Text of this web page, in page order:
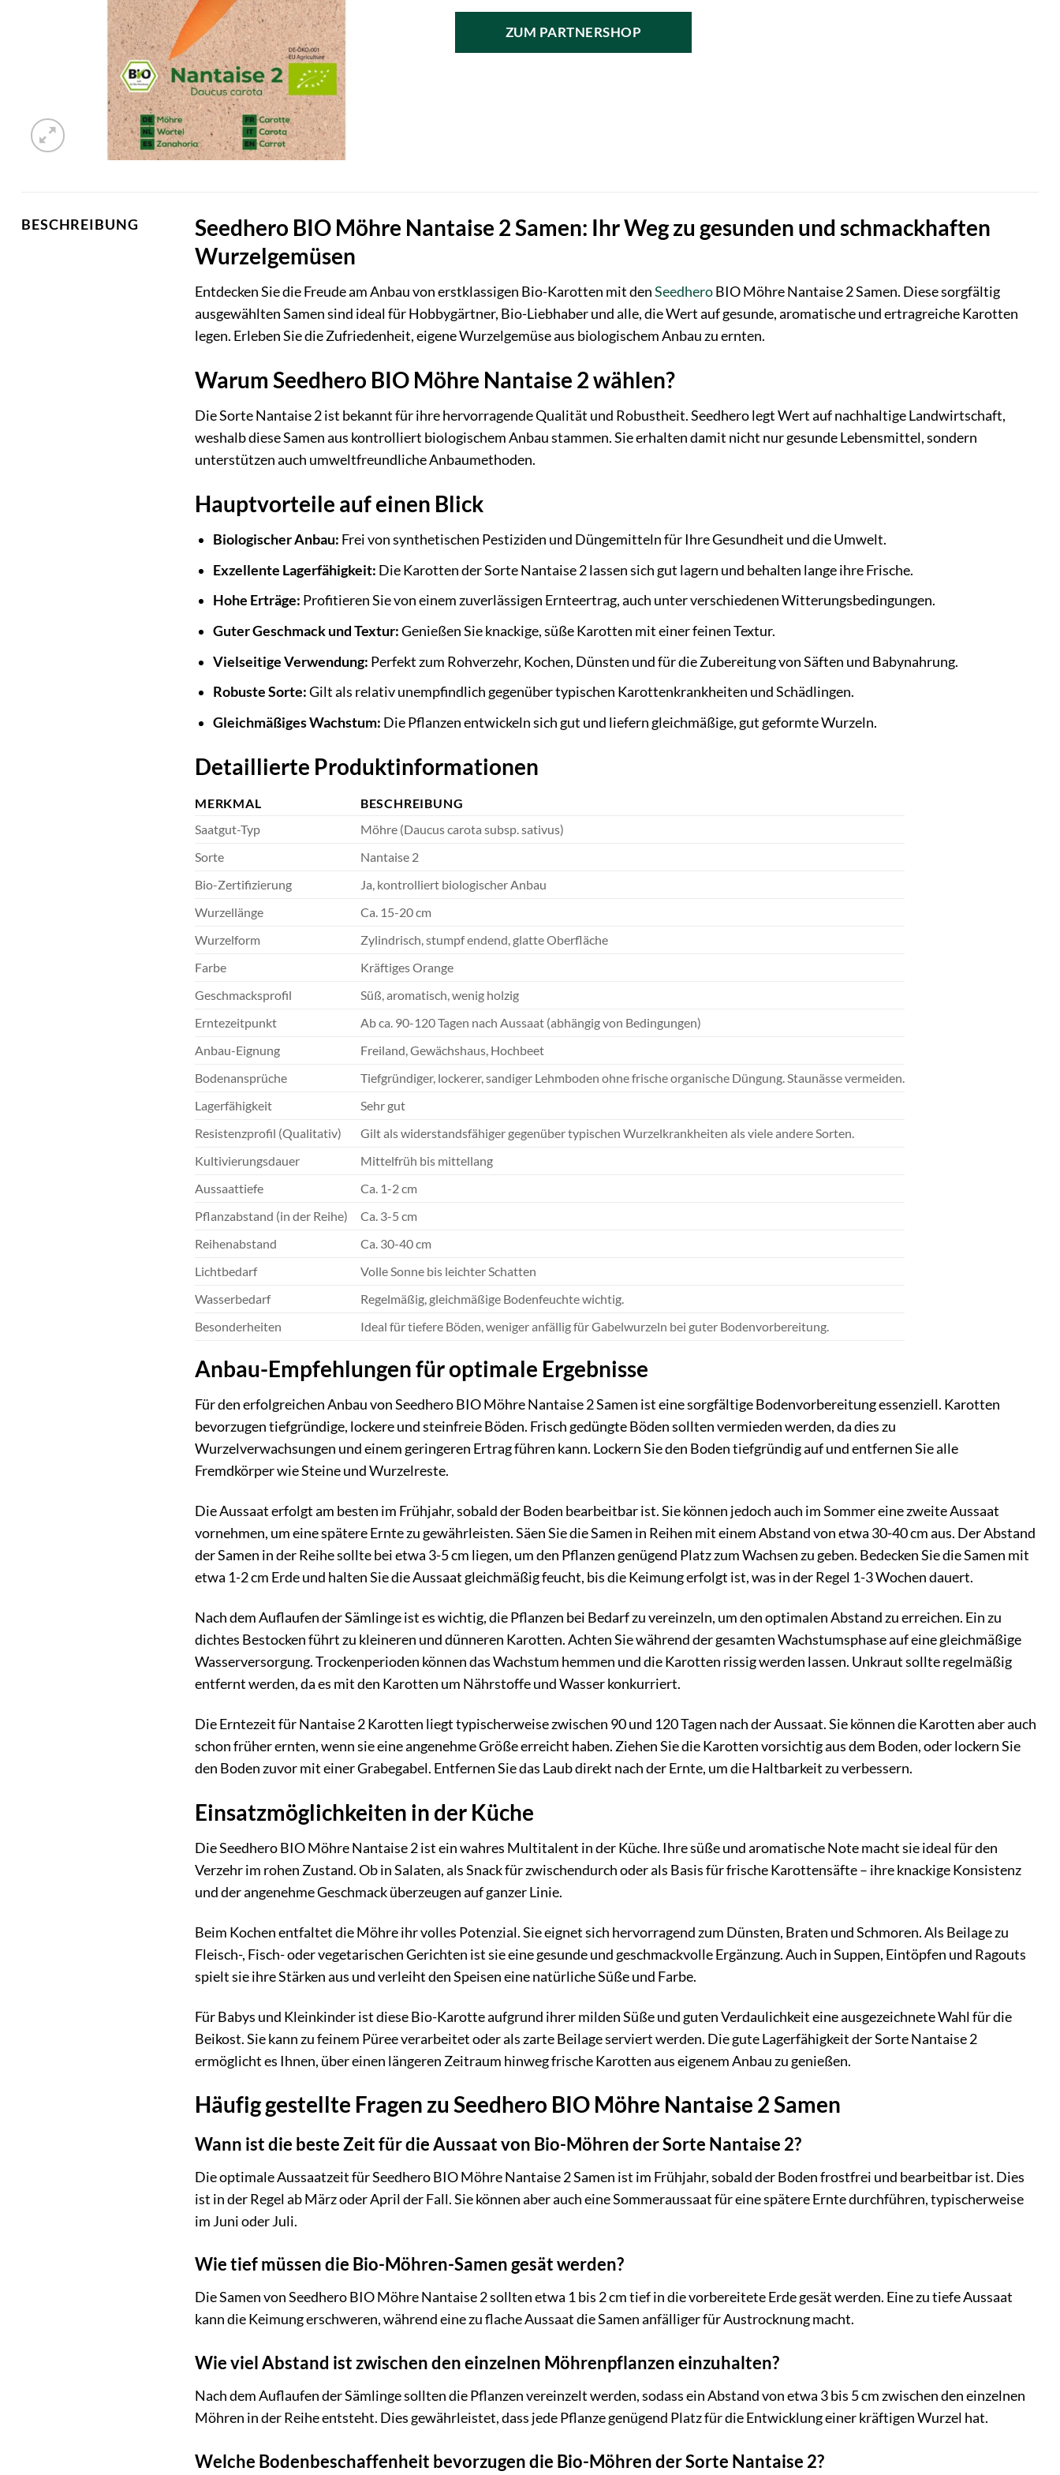
ZUM PARTNERSHOP
BESCHREIBUNG
Seedhero BIO Möhre Nantaise 2 Samen: Ihr Weg zu gesunden und schmackhaften
Wurzelgemüsen
Entdecken Sie die Freude am Anbau von erstklassigen Bio-Karotten mit denSeedheroBIO Möhre Nantaise 2 Samen. Diese sorgfältig
ausgewählten Samen sind ideal für Hobbygärtner, Bio-Liebhaber und alle, die Wert auf gesunde, aromatische und ertragreiche Karotten
legen. Erleben Sie die Zufriedenheit, eigene Wurzelgemüse aus biologischem Anbau zu ernten.
Warum Seedhero BIO Möhre Nantaise 2 wählen?
Die Sorte Nantaise 2 ist bekannt für ihre hervorragende Qualität und Robustheit. Seedhero legt Wert auf nachhaltige Landwirtschaft,
weshalb diese Samen aus kontrolliert biologischem Anbau stammen. Sie erhalten damit nicht nur gesunde Lebensmittel, sondern
unterstützen auch umweltfreundliche Anbaumethoden.
Hauptvorteile auf einen Blick
Biologischer Anbau: Frei von synthetischen Pestiziden und Düngemitteln für Ihre Gesundheit und die Umwelt.
Exzellente Lagerfähigkeit: Die Karotten der Sorte Nantaise 2 lassen sich gut lagern und behalten lange ihre Frische.
Hohe Erträge: Profitieren Sie von einem zuverlässigen Ernteertrag, auch unter verschiedenen Witterungsbedingungen.
Guter Geschmack und Textur:Genießen Sie knackige, süße Karotten mit einer feinen Textur.
Vielseitige Verwendung: Perfekt zum Rohverzehr, Kochen, Dünsten und für die Zubereitung von Säften und Babynahrung.
Robuste Sorte:Gilt als relativ unempfindlich gegenüber typischen Karottenkrankheiten und Schädlingen.
Gleichmäßiges Wachstum: Die Pflanzen entwickeln sich gut und liefern gleichmäßige, gut geformte Wurzeln.
Detaillierte Produktinformationen
MERKMAL
BESCHREIBUNG
Saatgut-Typ
Möhre (Daucus carota subsp. sativus)
Sorte
Nantaise 2
Bio-Zertifizierung
Ja, kontrolliert biologischer Anbau
Wurzellänge
Ca. 15-20 cm
Wurzelform
Zylindrisch, stumpf endend, glatte Oberfläche
Farbe
Kräftiges Orange
Geschmacksprofil
Süß, aromatisch, wenig holzig
Erntezeitpunkt
Ab ca. 90-120 Tagen nach Aussaat (abhängig von Bedingungen)
Anbau-Eignung
Freiland, Gewächshaus, Hochbeet
Bodenansprüche
Tiefgründiger, lockerer, sandiger Lehmboden ohne frische organische Düngung. Staunässe vermeiden.
Lagerfähigkeit
Sehr gut
Resistenzprofil (Qualitativ)
Gilt als widerstandsfähiger gegenüber typischen Wurzelkrankheiten als viele andere Sorten.
Kultivierungsdauer
Mittelfrüh bis mittellang
Aussaattiefe
Ca. 1-2 cm
Pflanzabstand (in der Reihe)
Ca. 3-5 cm
Reihenabstand
Ca. 30-40 cm
Lichtbedarf
Volle Sonne bis leichter Schatten
Wasserbedarf
Regelmäßig, gleichmäßige Bodenfeuchte wichtig.
Besonderheiten
Ideal für tiefere Böden, weniger anfällig für Gabelwurzeln bei guter Bodenvorbereitung.
Anbau-Empfehlungen für optimale Ergebnisse
Für den erfolgreichen Anbau von Seedhero BIO Möhre Nantaise 2 Samen ist eine sorgfältige Bodenvorbereitung essenziell. Karotten
bevorzugen tiefgründige, lockere und steinfreie Böden. Frisch gedüngte Böden sollten vermieden werden, da dies zu
Wurzelverwachsungen und einem geringeren Ertrag führen kann. Lockern Sie den Boden tiefgründig auf und entfernen Sie alle
Fremdkörper wie Steine und Wurzelreste.
Die Aussaat erfolgt am besten im Frühjahr, sobald der Boden bearbeitbar ist. Sie können jedoch auch im Sommer eine zweite Aussaat
vornehmen, um eine spätere Ernte zu gewährleisten. Säen Sie die Samen in Reihen mit einem Abstand von etwa 30-40 cm aus. Der Abstand
der Samen in der Reihe sollte bei etwa 3-5 cm liegen, um den Pflanzen genügend Platz zum Wachsen zu geben. Bedecken Sie die Samen mit
etwa 1-2 cm Erde und halten Sie die Aussaat gleichmäßig feucht, bis die Keimung erfolgt ist, was in der Regel 1-3 Wochen dauert.
Nach dem Auflaufen der Sämlinge ist es wichtig, die Pflanzen bei Bedarf zu vereinzeln, um den optimalen Abstand zu erreichen. Ein zu
dichtes Bestocken führt zu kleineren und dünneren Karotten. Achten Sie während der gesamten Wachstumsphase auf eine gleichmäßige
Wasserversorgung. Trockenperioden können das Wachstum hemmen und die Karotten rissig werden lassen. Unkraut sollte regelmäßig
entfernt werden, da es mit den Karotten um Nährstoffe und Wasser konkurriert.
Die Erntezeit für Nantaise 2 Karotten liegt typischerweise zwischen 90 und 120 Tagen nach der Aussaat. Sie können die Karotten aber auch
schon früher ernten, wenn sie eine angenehme Größe erreicht haben. Ziehen Sie die Karotten vorsichtig aus dem Boden, oder lockern Sie
den Boden zuvor mit einer Grabegabel. Entfernen Sie das Laub direkt nach der Ernte, um die Haltbarkeit zu verbessern.
Einsatzmöglichkeiten in der Küche
Die Seedhero BIO Möhre Nantaise 2 ist ein wahres Multitalent in der Küche. Ihre süße und aromatische Note macht sie ideal für den
Verzehr im rohen Zustand. Ob in Salaten, als Snack für zwischendurch oder als Basis für frische Karottensäfte – ihre knackige Konsistenz
und der angenehme Geschmack überzeugen auf ganzer Linie.
Beim Kochen entfaltet die Möhre ihr volles Potenzial. Sie eignet sich hervorragend zum Dünsten, Braten und Schmoren. Als Beilage zu
Fleisch-, Fisch- oder vegetarischen Gerichten ist sie eine gesunde und geschmackvolle Ergänzung. Auch in Suppen, Eintöpfen und Ragouts
spielt sie ihre Stärken aus und verleiht den Speisen eine natürliche Süße und Farbe.
Für Babys und Kleinkinder ist diese Bio-Karotte aufgrund ihrer milden Süße und guten Verdaulichkeit eine ausgezeichnete Wahl für die
Beikost. Sie kann zu feinem Püree verarbeitet oder als zarte Beilage serviert werden. Die gute Lagerfähigkeit der Sorte Nantaise 2
ermöglicht es Ihnen, über einen längeren Zeitraum hinweg frische Karotten aus eigenem Anbau zu genießen.
Häufig gestellte Fragen zu Seedhero BIO Möhre Nantaise 2 Samen
Wann ist die beste Zeit für die Aussaat von Bio-Möhren der Sorte Nantaise 2?
Die optimale Aussaatzeit für Seedhero BIO Möhre Nantaise 2 Samen ist im Frühjahr, sobald der Boden frostfrei und bearbeitbar ist. Dies
ist in der Regel ab März oder April der Fall. Sie können aber auch eine Sommeraussaat für eine spätere Ernte durchführen, typischerweise
im Juni oder Juli.
Wie tief müssen die Bio-Möhren-Samen gesät werden?
Die Samen von Seedhero BIO Möhre Nantaise 2 sollten etwa 1 bis 2 cm tief in die vorbereitete Erde gesät werden. Eine zu tiefe Aussaat
kann die Keimung erschweren, während eine zu flache Aussaat die Samen anfälliger für Austrocknung macht.
Wie viel Abstand ist zwischen den einzelnen Möhrenpflanzen einzuhalten?
Nach dem Auflaufen der Sämlinge sollten die Pflanzen vereinzelt werden, sodass ein Abstand von etwa 3 bis 5 cm zwischen den einzelnen
Möhren in der Reihe entsteht. Dies gewährleistet, dass jede Pflanze genügend Platz für die Entwicklung einer kräftigen Wurzel hat.
Welche Bodenbeschaffenheit bevorzugen die Bio-Möhren der Sorte Nantaise 2?